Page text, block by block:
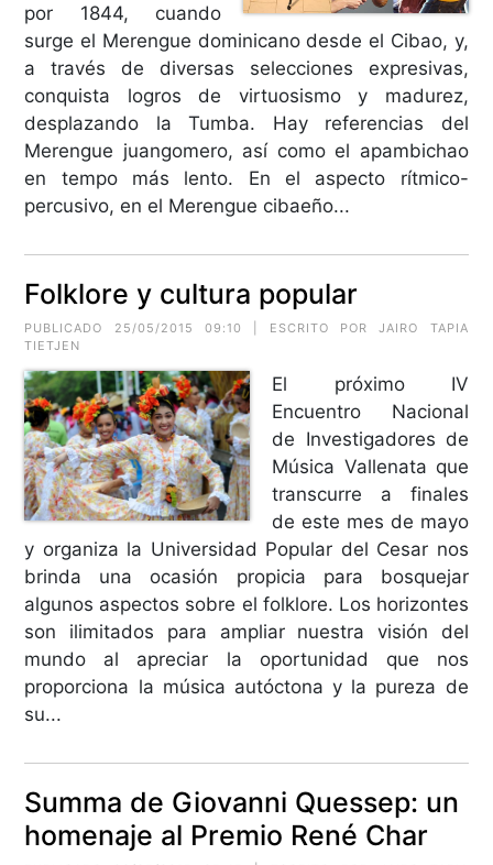
por 1844, cuando
surge el Merengue dominicano desde el Cibao, y,
a través de diversas selecciones expresivas,
conquista logros de virtuosismo y madurez,
desplazando la Tumba. Hay referencias del
Merengue juangomero, así como el apambichao
en tempo más lento. En el aspecto rítmico-
percusivo, en el Merengue cibaeño...
Folklore y cultura popular
PUBLICADO 25/05/2015 09:10 | ESCRITO POR JAIRO TAPIA
TIETJEN
El próximo IV
Encuentro Nacional
de Investigadores de
Música Vallenata que
transcurre a finales
de este mes de mayo
y organiza la Universidad Popular del Cesar nos
brinda una ocasión propicia para bosquejar
algunos aspectos sobre el folklore. Los horizontes
son ilimitados para ampliar nuestra visión del
mundo al apreciar la oportunidad que nos
proporciona la música autóctona y la pureza de
su...
Summa de Giovanni Quessep: un
homenaje al Premio René Char